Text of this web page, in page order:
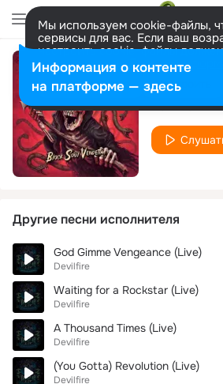
Мы используем cookie-файлы,
сервисы для вас. Если ваш
настроить cookie-файлы
представитель. Больше
Разрешить все Настроить
Devilfire
Другие песни исполнителя
God Gimme Vengeance (Live)
Devilfire
Waiting for a Rockstar (Live)
Devilfire
A Thousand Times (Live)
Devilfire
(You Gotta) Revolution (Live)
Devilfire
Информация о контенте
на платформе — здесь